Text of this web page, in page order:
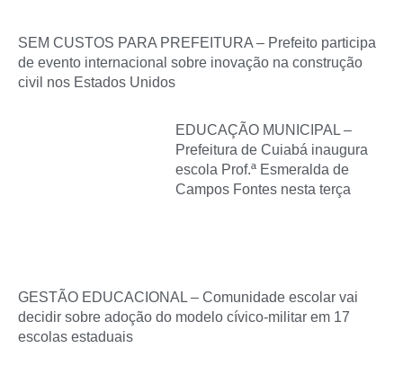
SEM CUSTOS PARA PREFEITURA – Prefeito participa
de evento internacional sobre inovação na construção
civil nos Estados Unidos
EDUCAÇÃO MUNICIPAL –
Prefeitura de Cuiabá inaugura
escola Prof.ª Esmeralda de
Campos Fontes nesta terça
GESTÃO EDUCACIONAL – Comunidade escolar vai
decidir sobre adoção do modelo cívico-militar em 17
escolas estaduais